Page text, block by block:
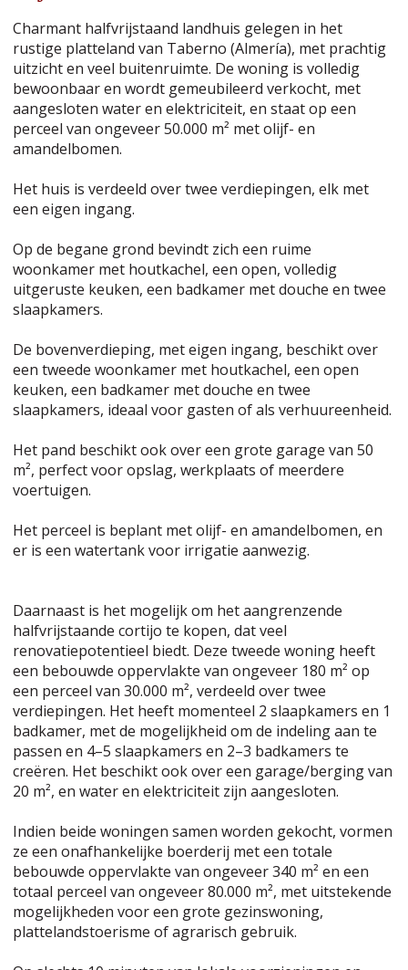
Charmant halfvrijstaand landhuis gelegen in het
rustige platteland van Taberno (Almería), met prachtig
uitzicht en veel buitenruimte. De woning is volledig
bewoonbaar en wordt gemeubileerd verkocht, met
aangesloten water en elektriciteit, en staat op een
perceel van ongeveer 50.000 m² met olijf- en
amandelbomen.
Het huis is verdeeld over twee verdiepingen, elk met
een eigen ingang.
Op de begane grond bevindt zich een ruime
woonkamer met houtkachel, een open, volledig
uitgeruste keuken, een badkamer met douche en twee
slaapkamers.
De bovenverdieping, met eigen ingang, beschikt over
een tweede woonkamer met houtkachel, een open
keuken, een badkamer met douche en twee
slaapkamers, ideaal voor gasten of als verhuureenheid.
Het pand beschikt ook over een grote garage van 50
m², perfect voor opslag, werkplaats of meerdere
voertuigen.
Het perceel is beplant met olijf- en amandelbomen, en
er is een watertank voor irrigatie aanwezig.
Daarnaast is het mogelijk om het aangrenzende
halfvrijstaande cortijo te kopen, dat veel
renovatiepotentieel biedt. Deze tweede woning heeft
een bebouwde oppervlakte van ongeveer 180 m² op
een perceel van 30.000 m², verdeeld over twee
verdiepingen. Het heeft momenteel 2 slaapkamers en 1
badkamer, met de mogelijkheid om de indeling aan te
passen en 4–5 slaapkamers en 2–3 badkamers te
creëren. Het beschikt ook over een garage/berging van
20 m², en water en elektriciteit zijn aangesloten.
Indien beide woningen samen worden gekocht, vormen
ze een onafhankelijke boerderij met een totale
bebouwde oppervlakte van ongeveer 340 m² en een
totaal perceel van ongeveer 80.000 m², met uitstekende
mogelijkheden voor een grote gezinswoning,
plattelandstoerisme of agrarisch gebruik.